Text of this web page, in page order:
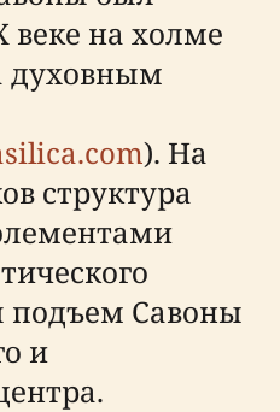
веке на холме
духовным
). На
структура
подъем Савоны
и